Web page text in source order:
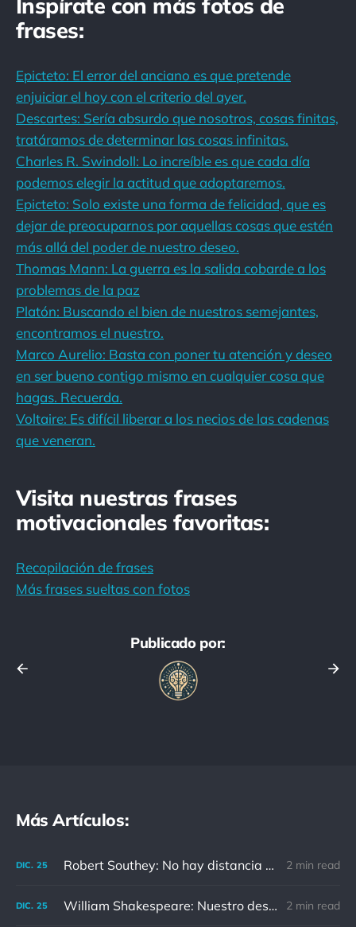
Inspírate con más fotos de
frases:
Epicteto: El error del anciano es que pretende
enjuiciar el hoy con el criterio del ayer.
Descartes: Sería absurdo que nosotros, cosas finitas,
tratáramos de determinar las cosas infinitas.
Charles R. Swindoll: Lo increíble es que cada día
podemos elegir la actitud que adoptaremos.
Epicteto: Solo existe una forma de felicidad, que es
dejar de preocuparnos por aquellas cosas que estén
más allá del poder de nuestro deseo.
Thomas Mann: La guerra es la salida cobarde a los
problemas de la paz
Platón: Buscando el bien de nuestros semejantes,
encontramos el nuestro.
Marco Aurelio: Basta con poner tu atención y deseo
en ser bueno contigo mismo en cualquier cosa que
hagas. Recuerda.
Voltaire: Es difícil liberar a los necios de las cadenas
que veneran.
Visita nuestras frases
motivacionales favoritas:
Recopilación de frases
Más frases sueltas con fotos
Publicado por:
Más Artículos:
DIC. 25 Robert Southey: No hay distancia o tiempo que pueda disminuir la amistad de aquellos que están completamente convencidos del valor del otro 2 min read
DIC. 25 William Shakespeare: Nuestro destino está en las estrellas, así que levantemos nuestros ojos al cielo 2 min read